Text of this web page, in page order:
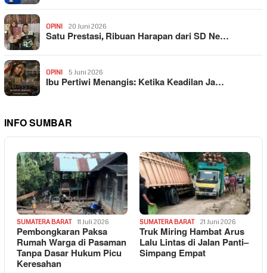
OPINI 20 Juni 2026
Satu Prestasi, Ribuan Harapan dari SD Ne…
OPINI 5 Juni 2026
Ibu Pertiwi Menangis: Ketika Keadilan Ja…
INFO SUMBAR
SUMATERA BARAT 11 Juli 2026
Pembongkaran Paksa
Rumah Warga di Pasaman
Tanpa Dasar Hukum Picu
Keresahan
SUMATERA BARAT 21 Juni 2026
Truk Miring Hambat Arus
Lalu Lintas di Jalan Panti–
Simpang Empat